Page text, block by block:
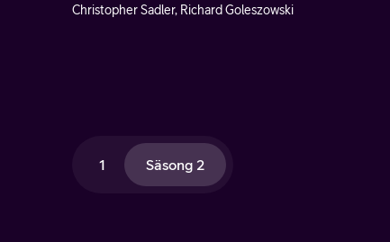
Christopher Sadler, Richard Goleszowski
1 Säsong 2